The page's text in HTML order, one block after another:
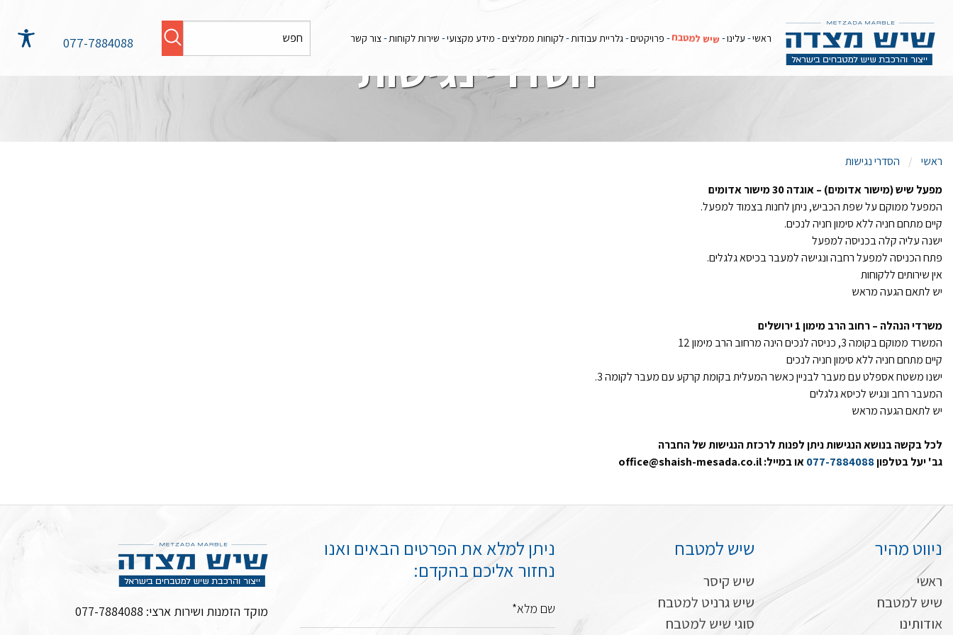
ראשי עלינו שיש למטבח פרויקטים גלריית עבודות לקוחות ממליצים מידע מקצועי שירות לקוחות צור קשר 077-7884088 הסדרי נגישות
ראשי
הסדרי נגישות
מפעל שיש (מישור אדומים) – אוגדה 30 מישור אדומים
המפעל ממוקם על שפת הכביש, ניתן לחנות בצמוד למפעל.
קיים מתחם חניה ללא סימון חניה לנכים.
ישנה עליה קלה בכניסה למפעל
פתח הכניסה למפעל רחבה ונגישה למעבר בכיסא גלגלים.
אין שירותים ללקוחות
יש לתאם הגעה מראש
משרדי הנהלה – רחוב הרב מימון 1 ירושלים
המשרד ממוקם בקומה 3, כניסה לנכים הינה מרחוב הרב מימון 12
קיים מתחם חניה ללא סימון חניה לנכים
ישנו משטח אספלט עם מעבר לבניין כאשר המעלית בקומת קרקע עם מעבר לקומה 3.
המעבר רחב ונגיש לכיסא גלגלים
יש לתאם הגעה מראש
לכל בקשה בנושא הנגישות ניתן לפנות לרכזת הנגישות של החברה
גב' יעל בטלפון077-7884088או במייל:office@shaish-mesada.co.il
ניווט מהיר
ראשי
שיש למטבח
אודותינו
שיש למטבח
שיש קיסר
שיש גרניט למטבח
סוגי שיש למטבח
ניתן למלא את הפרטים הבאים ואנו
נחזור אליכם בהקדם:
שם מלא* מוקד הזמנות ושירות ארצי: 077-7884088